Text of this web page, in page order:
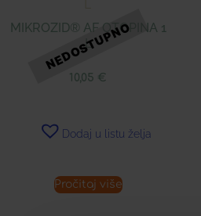
MIKROZID® AF OTOPINA 1
L
10,05 €
Dodaj u listu želja
Pročitaj više